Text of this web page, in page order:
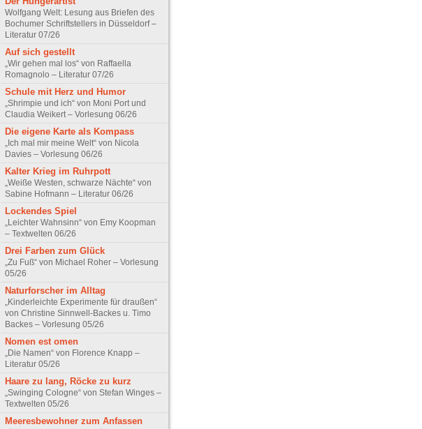
Wolfgang Welt: Lesung aus Briefen des
Bochumer Schriftstellers in Düsseldorf –
Literatur 07/26
Auf sich gestellt
„Wir gehen mal los“ von Raffaella
Romagnolo – Literatur 07/26
Schule mit Herz und Humor
„Shrimpie und ich“ von Moni Port und
Claudia Weikert – Vorlesung 06/26
Die eigene Karte als Kompass
„Ich mal mir meine Welt“ von Nicola
Davies – Vorlesung 06/26
Kalter Krieg im Ruhrpott
„Weiße Westen, schwarze Nächte“ von
Sabine Hofmann – Literatur 06/26
Lockendes Spiel
„Leichter Wahnsinn“ von Emy Koopman
– Textwelten 06/26
Drei Farben zum Glück
„Zu Fuß“ von Michael Roher – Vorlesung
05/26
Naturforscher im Alltag
„Kinderleichte Experimente für draußen“
von Christine Sinnwell-Backes u. Timo
Backes – Vorlesung 05/26
Nomen est omen
„Die Namen“ von Florence Knapp –
Literatur 05/26
Haare zu lang, Röcke zu kurz
„Swinging Cologne“ von Stefan Winges –
Textwelten 05/26
Meeresbewohner zum Anfassen